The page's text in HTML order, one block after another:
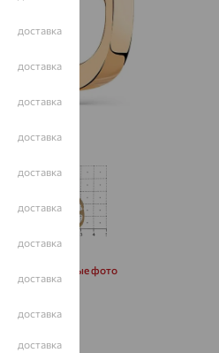
дополнительные фото
доставка
доставка
доставка
доставка
доставка
доставка
доставка
доставка
доставка
доставка